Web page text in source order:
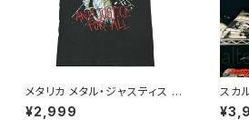
メタリカ メタル・ジャスティス ロ
ックＴシャツ バンドＴシャツ ME
TALLICA バンドＴシャツ メンズ
¥2,999
スカ
ツ ロ
ロデ